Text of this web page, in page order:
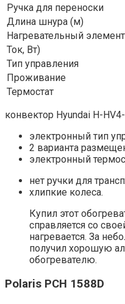
Ручка для переноски
Длина шнура (м)
Нагревательный элемент
Ток, Вт)
Тип управления
Проживание
Термостат
конвектор Hyundai H-
электронный тип
2 варианта
электронный
нет ручки для
хлипкие колеса.
Купил этот
справляется со
нагревается. За
получил хорошую
обогревателю.
Polaris PCH 1588D